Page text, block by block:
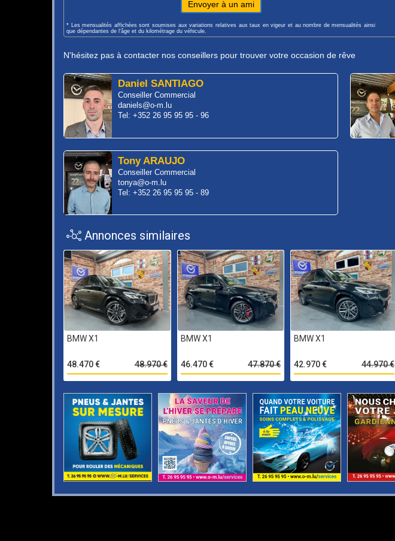
Envoyer à un ami
* Les mensualités affichées sont soumises aux variations relatives aux taux en vigeur et au nombre de mensualités ainsi
que dépendantes de l'âge et du kilométrage du véhicule.
N'hésitez pas à contacter nos conseillers pour trouver votre occasion de rêve
Daniel SANTIAGO
Conseiller Commercial
daniels@o-m.lu
Tel: +352 26 95 95 95 - 96
Tony ARAUJO
Conseiller Commercial
tonya@o-m.lu
Tel: +352 26 95 95 95 - 89
Annonces similaires
BMW X1
48.970 €
48.470 €
BMW X1
47.870 €
46.470 €
BMW X1
44.970 €
42.970 €